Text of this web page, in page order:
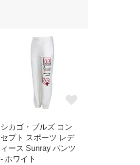
シカゴ・ブルズ コン
セプト スポーツ レデ
ィース Sunray パンツ
- ホワイト